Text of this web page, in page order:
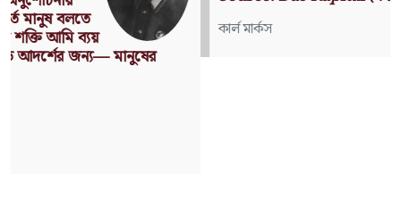
কার্ল মার্কস